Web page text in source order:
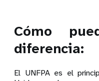
Cómo
diferencia:
El UNFPA es el